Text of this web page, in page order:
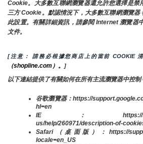
Cookie。大多數互聯網瀏覽器還允許您選擇是禁
三方 Cookie。默認情況下，大多數互聯網瀏覽
此設置。有關詳細資訊，請參閱 Internet 瀏覽器
文件。
[注意： 請務必根據您商店上的當前 COOKIE
（shopline.com）。
]
以下連結提供了有關如何在所有主流瀏覽器中控制
谷歌瀏覽器：https://
hl=en
IE：https://
us/help/260971/description-of-
Safari（桌面版）：https://
locale=en_US